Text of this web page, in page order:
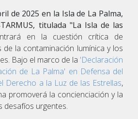
de 2025 en la Isla de La Palma,
titulada "La Isla de las
en la cuestión crítica de
la contaminación lumínica y los
Bajo el marco de la 'Declaración
de La Palma' en Defensa del
Derecho a la Luz de las Estrellas,
promoverá la concienciación y la
desafíos urgentes.